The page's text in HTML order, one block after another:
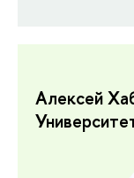
Алексей